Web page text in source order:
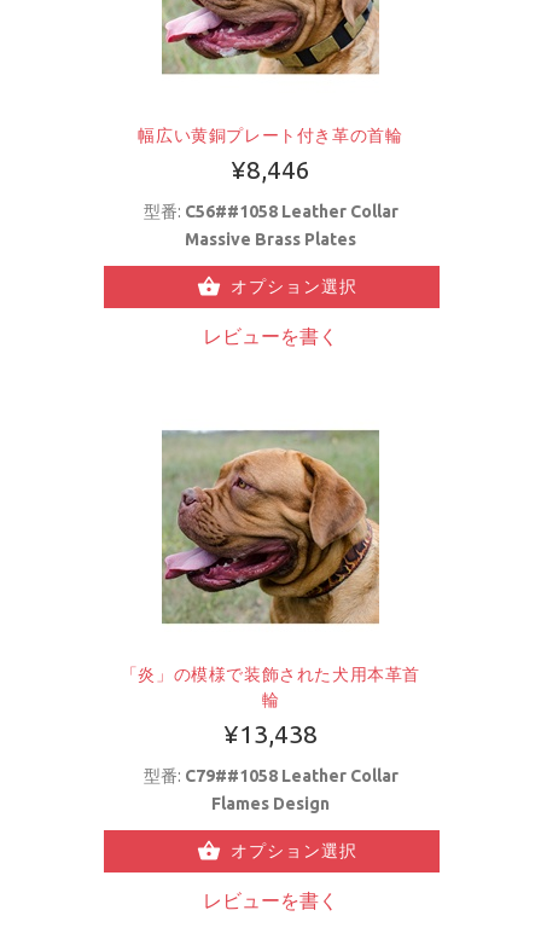
幅広い黄銅プレート付き革の首輪
¥8,446
型番: C56##1058 Leather Collar
Massive Brass Plates
オプション選択
レビューを書く
「炎」の模様で装飾された犬用本革首
輪
¥13,438
型番: C79##1058 Leather Collar
Flames Design
オプション選択
レビューを書く